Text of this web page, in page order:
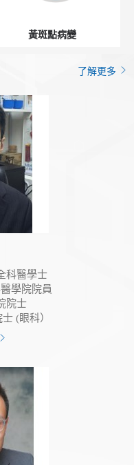
黃斑點病變
了解更多
科醫學士
學院院員
院士
(眼科）